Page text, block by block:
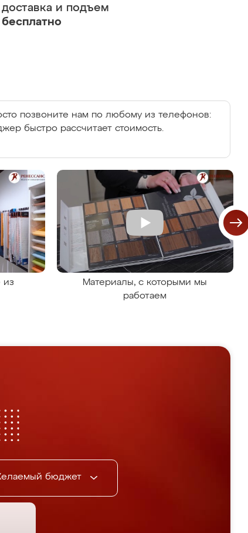
доставка и подъем
бесплатно
позвоните нам по любому из телефонов:
быстро рассчитает стоимость.
из
Материалы, с которыми мы
работаем
бюджет